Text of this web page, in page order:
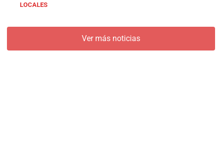
LOCALES
Ver más noticias